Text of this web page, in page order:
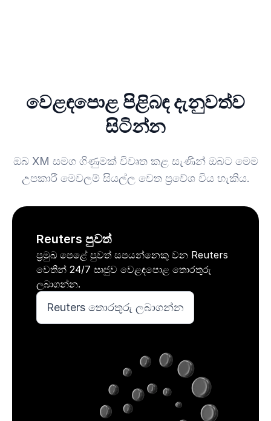
වෙළඳපොළ පිළිබඳ දැනුවත්ව
සිටින්න
ඔබ XM සමග ගිණුමක් විවෘත කළ සැණින් ඔබට මෙම
උපකාරී මෙවලම් සියල්ල වෙත ප්‍රවේශ විය හැකිය.
Reuters පුවත්
ප්‍රමුඛ පෙළේ පුවත් සපයන්නෙකු වන Reuters
වෙතින් 24/7 ඍජුව වෙළඳපොළ තොරතුරු
ලබාගන්න.
Reuters තොරතුරු ලබාගන්න